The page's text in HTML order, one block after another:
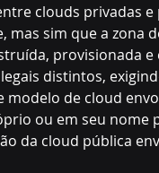
clouds privadas
mas sim que a zona
provisionada
distintos,
modelo de cloud
ou em seu
da cloud pública